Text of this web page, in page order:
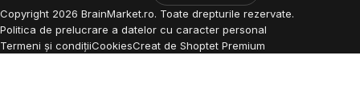
Copyright 2026 BrainMarket.ro. Toate drepturile rezervate.
Politica de prelucrare a datelor cu caracter personal
Termeni și condițiiCookiesCreat de Shoptet Premium